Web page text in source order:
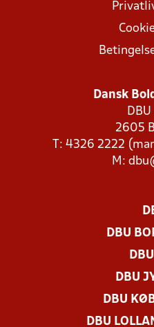
Dansk
DBU
2605
T: 4326 2222
M:
DBU
DBU
DBU
DBU